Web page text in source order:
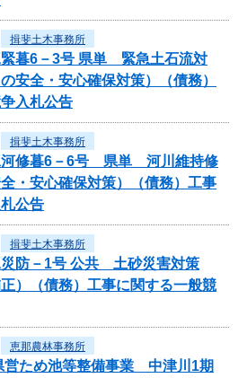
揖斐土木事務所
緊暮6－3号 県単 緊急土石流対
安全・安心確保対策）（債務）
入札公告
揖斐土木事務所
河修暮6－6号 県単 河川維持修
・安心確保対策）（債務）工事
公告
揖斐土木事務所
災防－1号 公共 土砂災害対策
正）（債務）工事に関する一般競
恵那農林事務所
営ため池等整備事業 中津川1期